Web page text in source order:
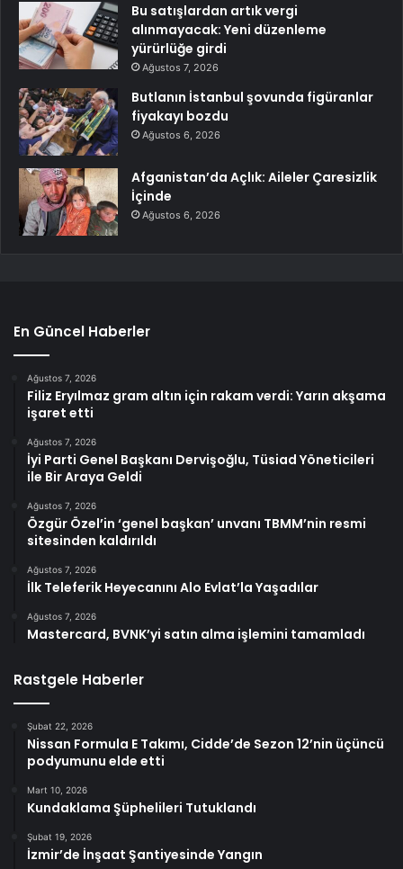
Bu satışlardan artık vergi
alınmayacak: Yeni düzenleme
yürürlüğe girdi
Ağustos 7, 2026
Butlanın İstanbul şovunda figüranlar
fiyakayı bozdu
Ağustos 6, 2026
Afganistan’da Açlık: Aileler Çaresizlik
İçinde
Ağustos 6, 2026
En Güncel Haberler
Ağustos 7, 2026
Filiz Eryılmaz gram altın için rakam verdi: Yarın akşama
işaret etti
Ağustos 7, 2026
İyi Parti Genel Başkanı Dervişoğlu, Tüsiad Yöneticileri
ile Bir Araya Geldi
Ağustos 7, 2026
Özgür Özel’in ‘genel başkan’ unvanı TBMM’nin resmi
sitesinden kaldırıldı
Ağustos 7, 2026
İlk Teleferik Heyecanını Alo Evlat’la Yaşadılar
Ağustos 7, 2026
Mastercard, BVNK’yi satın alma işlemini tamamladı
Rastgele Haberler
Şubat 22, 2026
Nissan Formula E Takımı, Cidde’de Sezon 12’nin üçüncü
podyumunu elde etti
Mart 10, 2026
Kundaklama Şüphelileri Tutuklandı
Şubat 19, 2026
İzmir’de İnşaat Şantiyesinde Yangın